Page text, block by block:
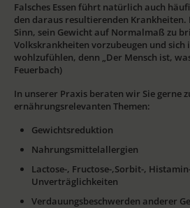
Falsches Essen führt natürlich auch
den daraus resultierenden Krankheiten.
Sinn, sein Gewicht auf Normalmaß zu
Volkskrankheiten vorzubeugen und sich
wohlzufühlen, denn „Der Mensch ist,
Feuerbach)
In unserer Praxis beraten wir Sie gerne
ernährungsrelevanten Themen:
Gewichtsreduktion
Nahrungsmittelallergien
Lactose-, Fructose-,Sorbit-,
Unverträglichkeiten
Verdauungsbeschwerden anderer